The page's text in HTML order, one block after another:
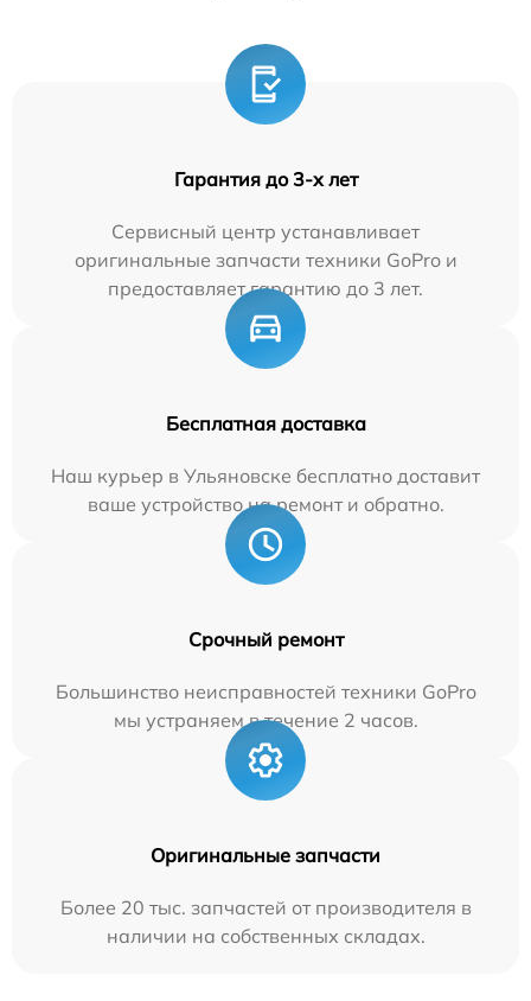
Гарантия до 3-х лет
Сервисный центр устанавливает
оригинальные запчасти техники GoPro и
предоставляет гарантию до 3 лет.
Бесплатная доставка
Наш курьер в Ульяновске бесплатно доставит
ваше устройство на ремонт и обратно.
Срочный ремонт
Большинство неисправностей техники GoPro
мы устраняем в течение 2 часов.
Оригинальные запчасти
Более 20 тыс. запчастей от производителя в
наличии на собственных складах.